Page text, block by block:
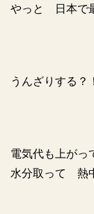
やっと 日本で
うんざりする？
電気代も上が
水分取って 熱